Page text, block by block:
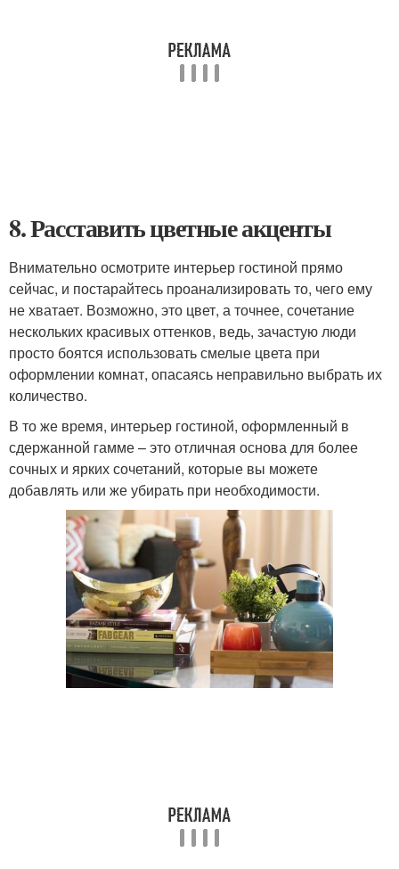
8. Расставить цветные акценты
Внимательно осмотрите интерьер гостиной прямо
сейчас, и постарайтесь проанализировать то, чего ему
не хватает. Возможно, это цвет, а точнее, сочетание
нескольких красивых оттенков, ведь, зачастую люди
просто боятся использовать смелые цвета при
оформлении комнат, опасаясь неправильно выбрать их
количество.
В то же время, интерьер гостиной, оформленный в
сдержанной гамме – это отличная основа для более
сочных и ярких сочетаний, которые вы можете
добавлять или же убирать при необходимости.